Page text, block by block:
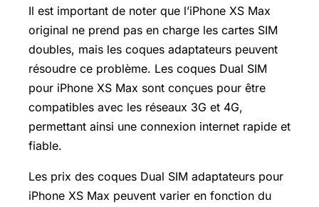
Il est important de noter que l’iPhone XS Max
original ne prend pas en charge les cartes SIM
doubles, mais les coques adaptateurs peuvent
résoudre ce problème. Les coques Dual SIM
pour iPhone XS Max sont conçues pour être
compatibles avec les réseaux 3G et 4G,
permettant ainsi une connexion internet rapide et
fiable.
Les prix des coques Dual SIM adaptateurs pour
iPhone XS Max peuvent varier en fonction du